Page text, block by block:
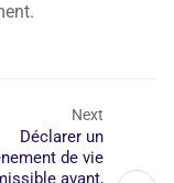
Next
Déclarer un
de vie